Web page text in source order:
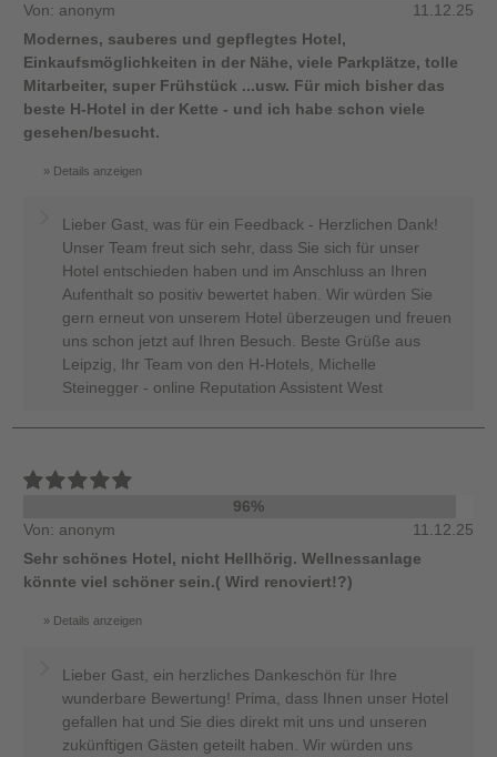
Von: anonym
11.12.25
Modernes, sauberes und gepflegtes Hotel,
Einkaufsmöglichkeiten in der Nähe, viele Parkplätze, tolle
Mitarbeiter, super Frühstück ...usw. Für mich bisher das
beste H-Hotel in der Kette - und ich habe schon viele
gesehen/besucht.
Details anzeigen
Lieber Gast, was für ein Feedback - Herzlichen Dank!
Unser Team freut sich sehr, dass Sie sich für unser
Hotel entschieden haben und im Anschluss an Ihren
Aufenthalt so positiv bewertet haben. Wir würden Sie
gern erneut von unserem Hotel überzeugen und freuen
uns schon jetzt auf Ihren Besuch. Beste Grüße aus
Leipzig, Ihr Team von den H-Hotels, Michelle
Steinegger - online Reputation Assistent West
96%
Von: anonym
11.12.25
Sehr schönes Hotel, nicht Hellhörig. Wellnessanlage
könnte viel schöner sein.( Wird renoviert!?)
Details anzeigen
Lieber Gast, ein herzliches Dankeschön für Ihre
wunderbare Bewertung! Prima, dass Ihnen unser Hotel
gefallen hat und Sie dies direkt mit uns und unseren
zukünftigen Gästen geteilt haben. Wir würden uns